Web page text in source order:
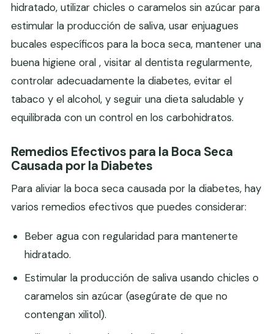
hidratado, utilizar chicles o caramelos sin azúcar para
estimular la producción de saliva, usar enjuagues
bucales específicos para la boca seca, mantener una
buena higiene oral , visitar al dentista regularmente,
controlar adecuadamente la diabetes, evitar el
tabaco y el alcohol, y seguir una dieta saludable y
equilibrada con un control en los carbohidratos.
Remedios Efectivos para la Boca Seca
Causada por la Diabetes
Para aliviar la boca seca causada por la diabetes, hay
varios remedios efectivos que puedes considerar:
Beber agua con regularidad para mantenerte
hidratado.
Estimular la producción de saliva usando chicles o
caramelos sin azúcar (asegúrate de que no
contengan xilitol).